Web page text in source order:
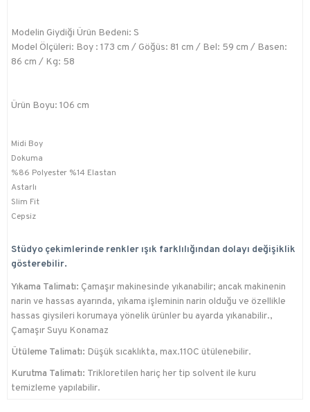
Modelin Giydiği Ürün Bedeni: S
Model Ölçüleri: Boy : 173 cm / Göğüs: 81 cm / Bel: 59 cm / Basen:
86 cm / Kg: 58
Ürün Boyu: 106 cm
Midi Boy
Dokuma
%86 Polyester %14 Elastan
Astarlı
Slim Fit
Cepsiz
Stüdyo çekimlerinde renkler ışık farklılığından dolayı değişiklik
gösterebilir.
Yıkama Talimatı: Çamaşır makinesinde yıkanabilir; ancak makinenin
narin ve hassas ayarında, yıkama işleminin narin olduğu ve özellikle
hassas giysileri korumaya yönelik ürünler bu ayarda yıkanabilir.,
Çamaşır Suyu Konamaz
Ütüleme Talimatı: Düşük sıcaklıkta, max.110C ütülenebilir.
Kurutma Talimatı: Trikloretilen hariç her tip solvent ile kuru
temizleme yapılabilir.